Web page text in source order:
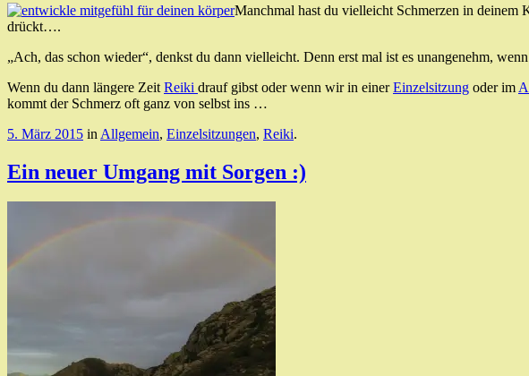
Manchmal hast du vielleicht Schmerzen in
drückt….
„Ach, das schon wieder“, denkst du dann vielleicht. Denn erst mal ist es unangenehm,
Wenn du dann längere Zeit Reiki drauf gibst oder wenn wir in einerEinzelsitzung oder im
kommt der Schmerz oft ganz von selbst ins …
5. März 2015 in Allgemein, Einzelsitzungen, Reiki.
Ein neuer Umgang mit Sorgen :)